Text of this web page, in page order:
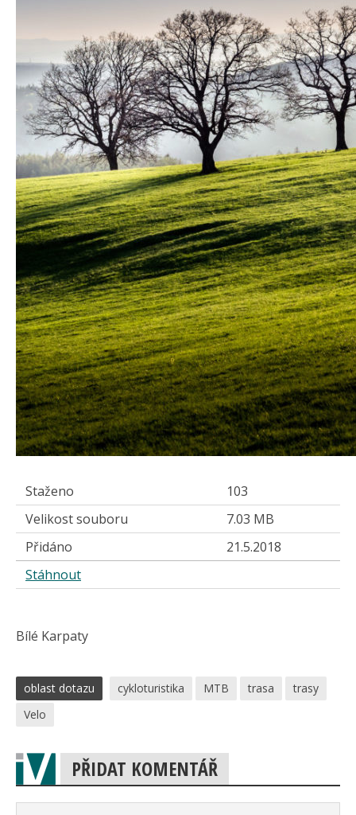
Staženo
103
Velikost souboru
7.03 MB
Přidáno
21.5.2018
Stáhnout
Bílé Karpaty
oblast dotazu cykloturistika MTB trasa
trasy
Velo
PŘIDAT KOMENTÁŘ